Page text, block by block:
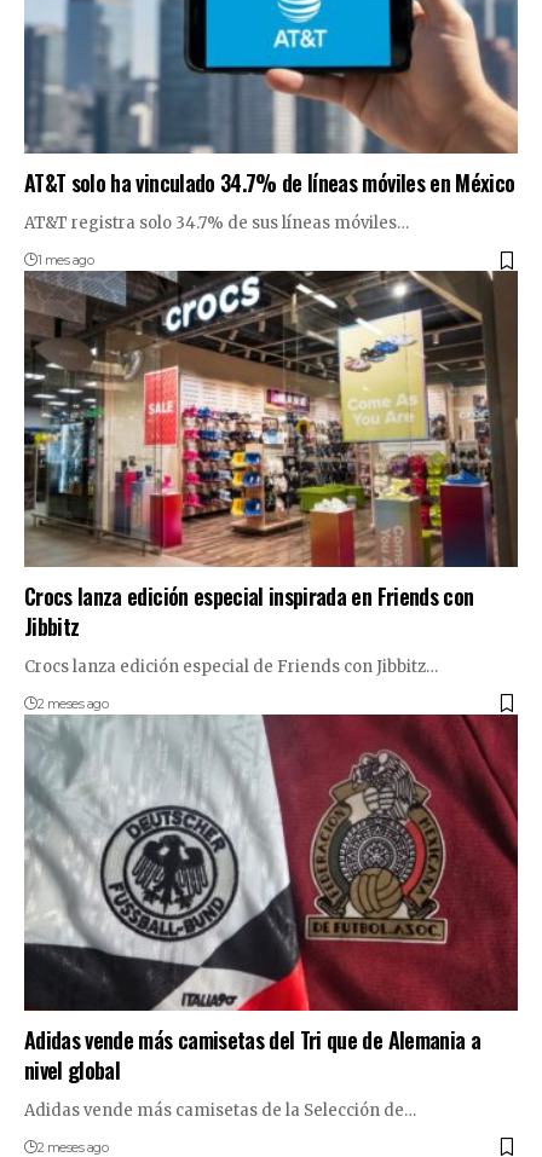
AT&T solo ha vinculado 34.7% de líneas móviles en México
AT&T registra solo 34.7% de sus líneas móviles…
1 mes ago
Crocs lanza edición especial inspirada en Friends con
Jibbitz
Crocs lanza edición especial de Friends con Jibbitz…
2 meses ago
Adidas vende más camisetas del Tri que de Alemania a
nivel global
Adidas vende más camisetas de la Selección de…
2 meses ago